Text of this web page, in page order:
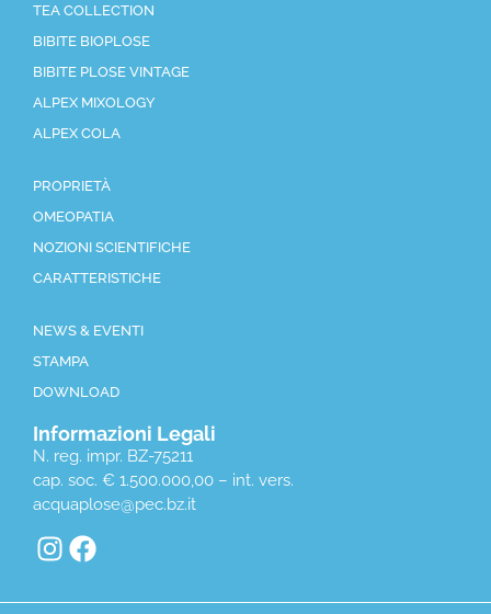
TEA COLLECTION
BIBITE BIOPLOSE
BIBITE PLOSE VINTAGE
ALPEX MIXOLOGY
ALPEX COLA
PROPRIETÀ
OMEOPATIA
NOZIONI SCIENTIFICHE
CARATTERISTICHE
NEWS & EVENTI
STAMPA
DOWNLOAD
Informazioni Legali
N. reg. impr. BZ-75211
cap. soc. € 1.500.000,00 – int. vers.
acquaplose@pec.bz.it